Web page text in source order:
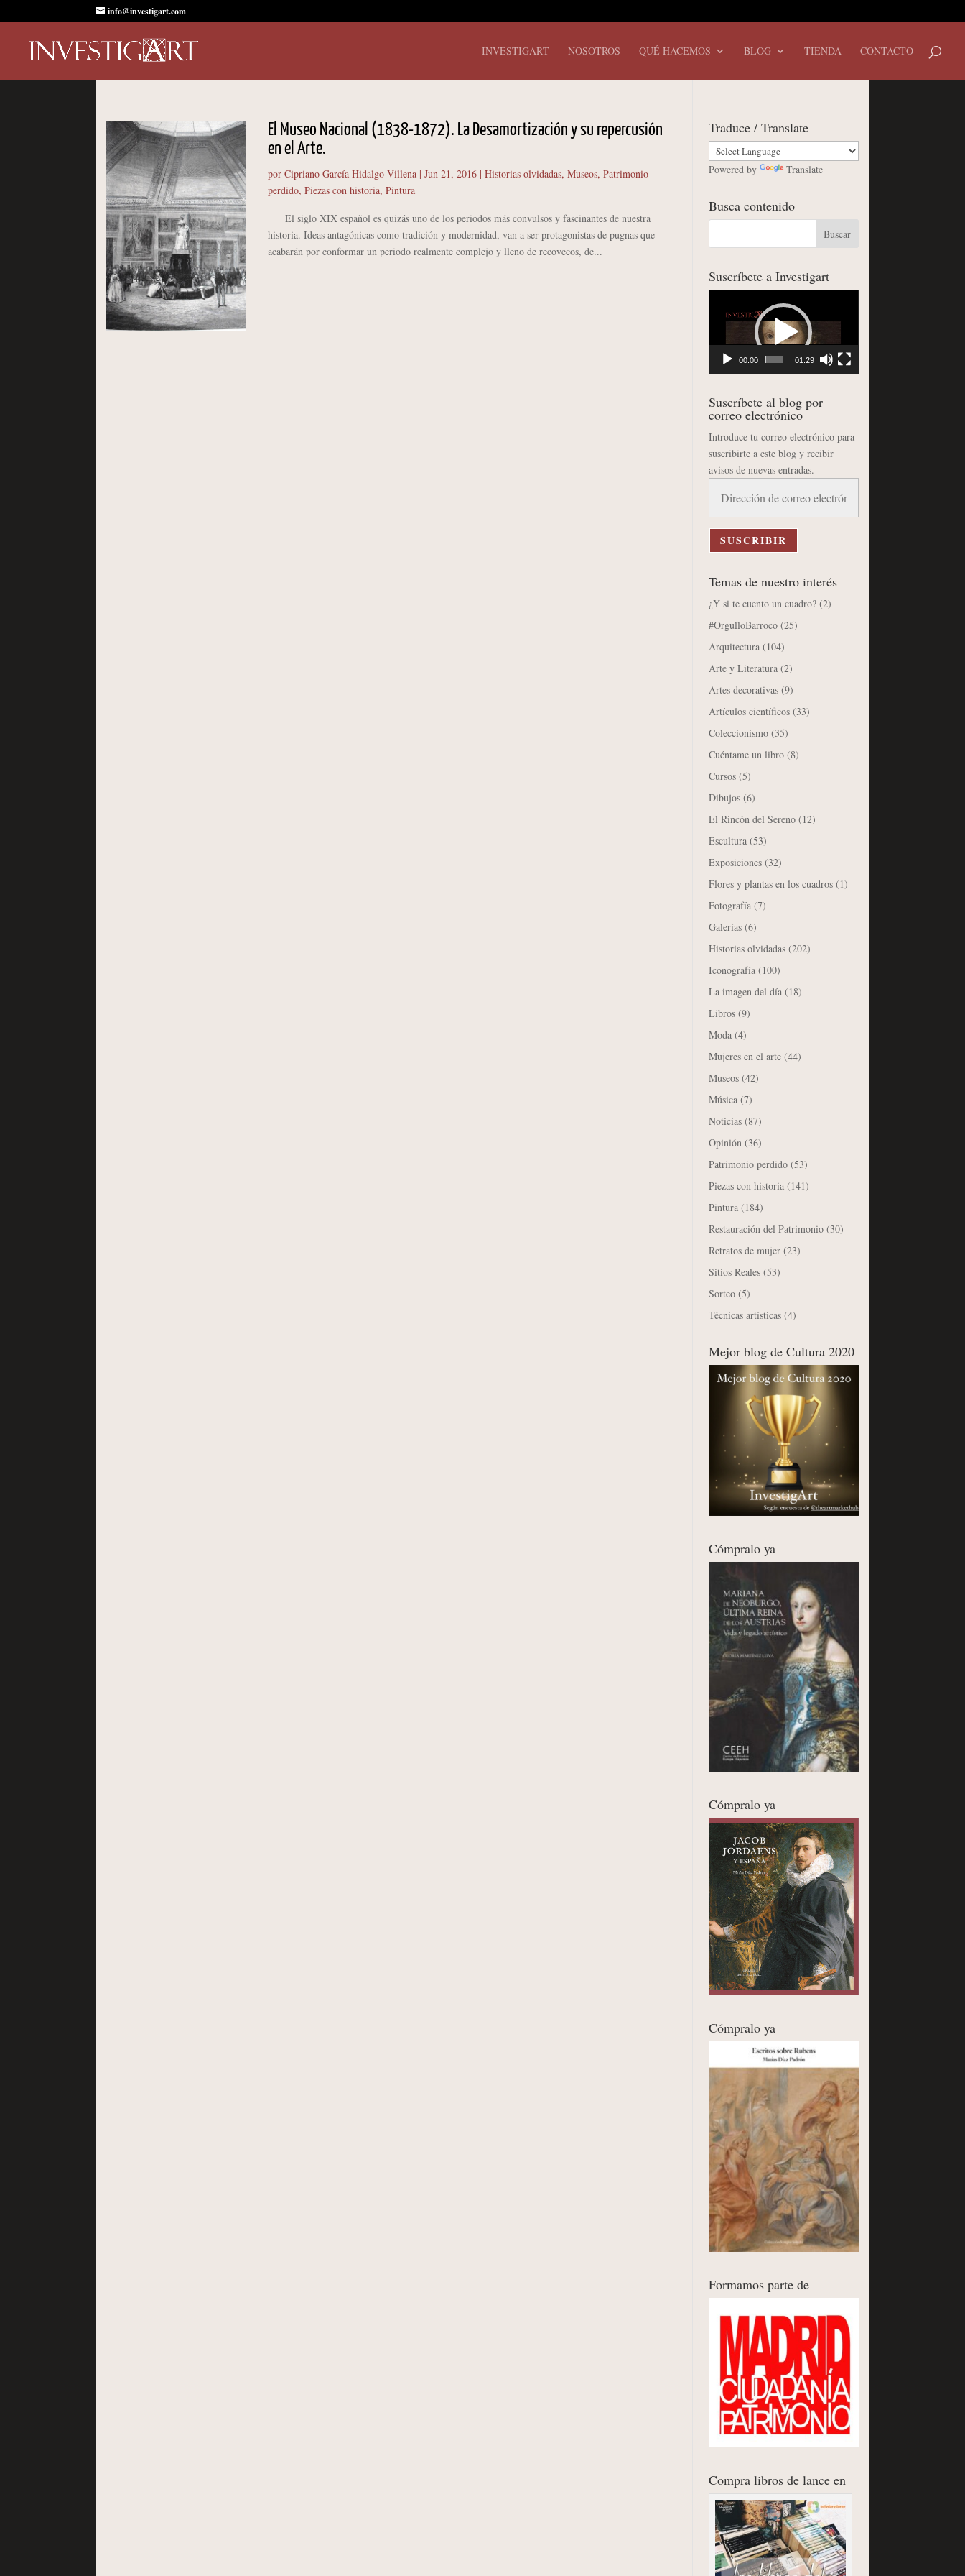
info@investigart.com
INVESTIGART NOSOTROS QUÉ HACEMOS BLOG TIENDA CONTACTO
El Museo Nacional (1838-1872). La Desamortización y su repercusión
en el Arte.
por Cipriano García Hidalgo Villena| Jun 21, 2016| Historias olvidadas, Museos, Patrimonio
perdido, Piezas con historia, Pintura
El siglo XIX español es quizás uno de los periodos más convulsos y fascinantes de nuestra
historia. Ideas antagónicas como tradición y modernidad, van a ser protagonistas de pugnas que
acabarán por conformar un periodo realmente complejo y lleno de recovecos, de...
Traduce / Translate
Powered by Translate
Busca contenido
Suscríbete a Investigart
00:00 01:29
Suscríbete al blog por
correo electrónico
Introduce tu correo electrónico para
suscribirte a este blog y recibir
avisos de nuevas entradas.
correo
electrónico
SUSCRIBIR
Temas de nuestro interés
¿Y si te cuento un cuadro? (2)
#OrgulloBarroco (25)
Arquitectura (104)
Arte y Literatura (2)
Artes decorativas (9)
Artículos científicos (33)
Coleccionismo (35)
Cuéntame un libro (8)
Cursos (5)
Dibujos (6)
El Rincón del Sereno (12)
Escultura (53)
Exposiciones (32)
Flores y plantas en los cuadros (1)
Fotografía (7)
Galerías (6)
Historias olvidadas (202)
Iconografía (100)
La imagen del día (18)
Libros (9)
Moda (4)
Mujeres en el arte (44)
Museos (42)
Música (7)
Noticias (87)
Opinión (36)
Patrimonio perdido (53)
Piezas con historia (141)
Pintura (184)
Restauración del Patrimonio (30)
Retratos de mujer (23)
Sitios Reales (53)
Sorteo (5)
Técnicas artísticas (4)
Mejor blog de Cultura 2020
Cómpralo ya
Cómpralo ya
Cómpralo ya
Formamos parte de
Compra libros de lance en